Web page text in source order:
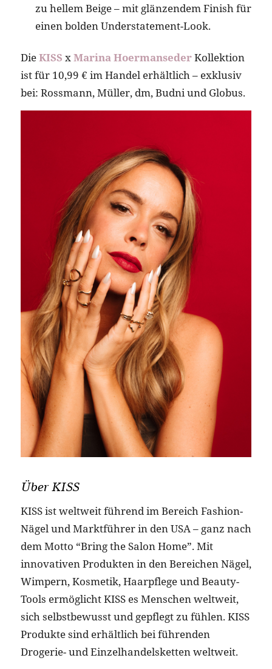
zu hellem Beige – mit glänzendem Finish für
einen bolden Understatement-Look.
DieKISS xMarina HoermansederKollektion
ist für 10,99 € im Handel erhältlich – exklusiv
bei: Rossmann, Müller, dm, Budni und Globus.
Über KISS
KISS ist weltweit führend im Bereich Fashion-
Nägel und Marktführer in den USA – ganz nach
dem Motto “Bring the Salon Home”. Mit
innovativen Produkten in den Bereichen Nägel,
Wimpern, Kosmetik, Haarpflege und Beauty-
Tools ermöglicht KISS es Menschen weltweit,
sich selbstbewusst und gepflegt zu fühlen. KISS
Produkte sind erhältlich bei führenden
Drogerie- und Einzelhandelsketten weltweit.